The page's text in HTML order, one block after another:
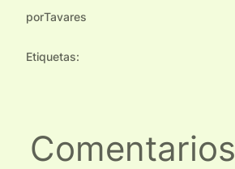
porTavares
Etiquetas:
Comentarios